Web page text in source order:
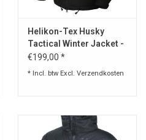
Helikon-Tex Husky
Tactical Winter Jacket -
Copy
€199,00 *
* Incl. btw Excl. Verzendkosten